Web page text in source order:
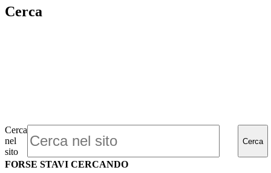
Cerca
Cerca
nel
sito
Cerca
FORSE STAVI CERCANDO